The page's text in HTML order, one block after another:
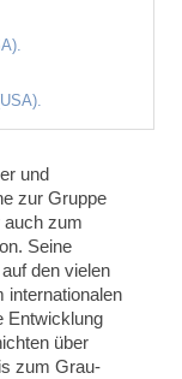
und
zur Gruppe
zum
Seine
den vielen
internationalen
Entwicklung
über
zum Grau-